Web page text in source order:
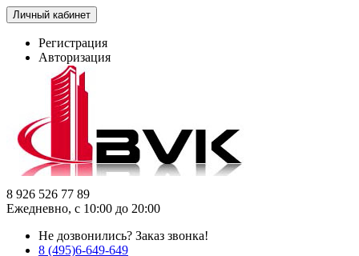
Личный кабинет
Регистрация
Авторизация
8 926 526 77 89
Ежедневно, с 10:00 до 20:00
Не дозвонились? Заказ звонка!
8 (495)6-649-649